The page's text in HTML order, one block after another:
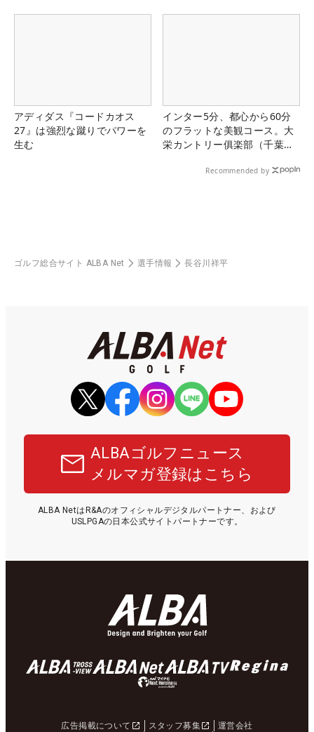
アディダス『コードカオス
27』は強烈な蹴りでパワーを
生む
インター5分、都心から60分
のフラットな美観コース。大
栄カントリー俱楽部（千葉
Recommended by
ゴルフ総合サイト ALBA Net 選手情報 長谷川祥平
ALBAゴルフニュース
メルマガ登録はこちら
ALBA NetはR&Aのオフィシャルデジタルパートナー、および
USLPGAの日本公式サイトパートナーです。
広告掲載について スタッフ募集 運営会社